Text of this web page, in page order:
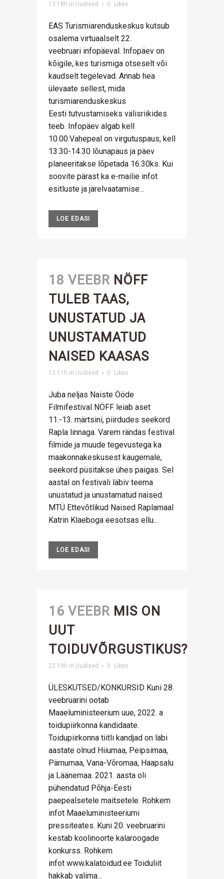
13:18h in Uudised 0 Likes
EAS Turismiarenduskeskus kutsub
osalema virtuaalselt 22.
veebruari infopäeval. Infopäev on
kõigile, kes turismiga otseselt või
kaudselt tegelevad. Annab hea
ülevaate sellest, mida
turismiarenduskeskus
Eesti tutvustamiseks välisriikides
teeb. Infopäev algab kell
10.00.Vahepeal on virgutuspaus, kell
13.30-14.30 lõunapaus ja päev
planeeritakse lõpetada 16.30ks. Kui
soovite pärast ka e-mailie infot
esitluste ja järelvaatamise...
LOE EDASI
18 VEEBR NÖFF
TULEB TAAS,
UNUSTATUD JA
UNUSTAMATUD
NAISED KAASAS
13:11h in Uudised 0 Likes
Juba neljas Naiste Ööde
Filmifestival NÖFF leiab aset
11.-13. märtsini, piirdudes seekord
Rapla linnaga. Varem rändas festival
filmide ja muude tegevustega ka
maakonnakeskusest kaugemale,
seekord püsitakse ühes paigas. Sel
aastal on festivali läbiv teema
unustatud ja unustamatud naised.
MTÜ Ettevõtlikud Naised Raplamaal
Katrin Klaeboga eesotsas ellu...
LOE EDASI
16 VEEBR MIS ON
UUT
TOIDUVÕRGUSTIKUS?
23:19h in Uudised 0 Likes
ÜLESKUTSED/KONKURSID Kuni 28.
veebruarini ootab
Maaeluministeerium uue, 2022. a
toidupiirkonna kandidaate.
Toidupiirkonna tiitli kandjad on läbi
aastate olnud Hiiumaa, Peipsimaa,
Pärnumaa, Vana-Võromaa, Haapsalu
ja Läänemaa. 2021. aasta oli
pühendatud Põhja-Eesti
paepealsetele maitsetele. Rohkem
infot Maaeluministeeriumi
pressiteates. Kuni 20. veebruarini
kestab koolinoorte kalaroogade
konkurss. Rohkem
infot www.kalatoidud.ee Toiduliit
hakkab valima...